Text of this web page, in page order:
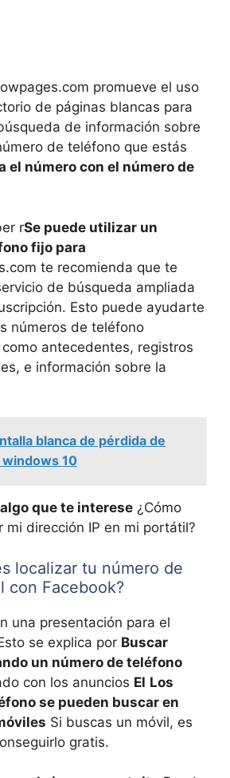
promueve el uso
de páginas blancas para
de información sobre
de teléfono que estás
el número con el número de
rSe puede utilizar un
fijo para
te recomienda que te
de búsqueda ampliada
Esto puede ayudarte
números de teléfono
antecedentes, registros
e información sobre la
blanca de pérdida de
10
que te interese ¿Cómo
mi dirección IP en mi portátil?
localizar tu número de
con Facebook?
una presentación para el
se explica por Buscar
un número de teléfono
con los anuncios El Los
se pueden buscar en
Si buscas un móvil, es
gratis.